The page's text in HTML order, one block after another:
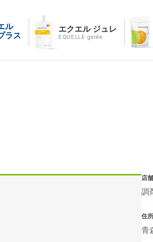
ル
ラス
エクエル ジュレ
EQUELLE gelée
店
調
住所
青